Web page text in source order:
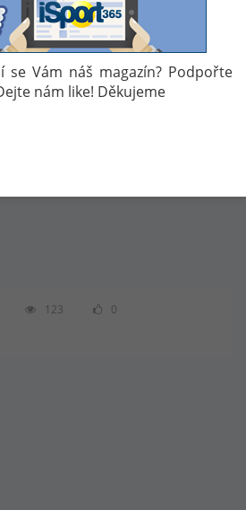
123 0
se Vám náš magazín? Podpořte
nám like! Děkujeme